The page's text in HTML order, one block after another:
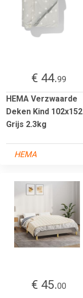
€ 44.99
HEMA Verzwaarde
Deken Kind 102x152
Grijs 2.3kg
HEMA
€ 45.00